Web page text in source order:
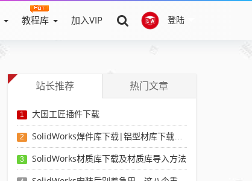
登陆
教程库 加入VIP
站长推荐 热门文章
1 大国工匠插件下载
2 SolidWorks焊件库下载|铝型材库下载|附sw焊件库添加配置使用教程
3 SolidWorks材质库下载及材质库导入方法